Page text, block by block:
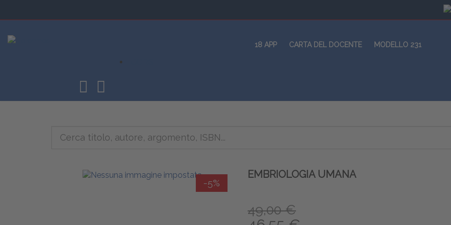
18 APP CARTA DEL DOCENTE MODELLO 231
-5%
EMBRIOLOGIA UMANA
49,00 €